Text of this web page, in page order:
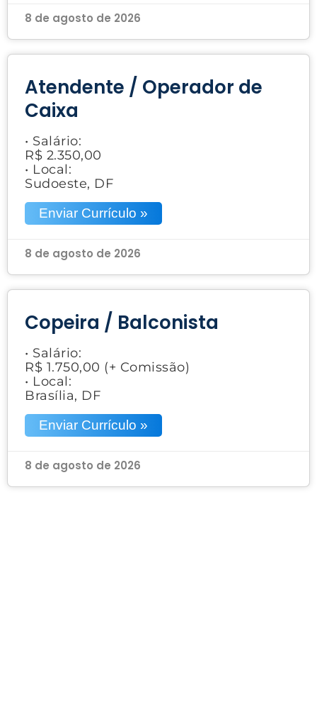
8 de agosto de 2026
Atendente / Operador de
Caixa
• Salário:
R$ 2.350,00
• Local:
Sudoeste, DF
Enviar Currículo »
8 de agosto de 2026
Copeira / Balconista
• Salário:
R$ 1.750,00 (+ Comissão)
• Local:
Brasília, DF
Enviar Currículo »
8 de agosto de 2026